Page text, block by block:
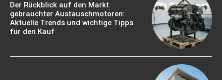
Der Rückblick auf den Markt
gebrauchter Austauschmotoren:
Aktuelle Trends und wichtige Tipps
für den Kauf